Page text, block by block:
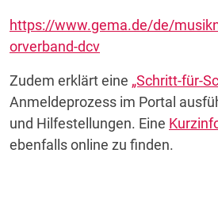
https://www.gema.de/de/
orverband-dcv
Zudem erklärt eine „Schritt-für-
Anmeldeprozess im Portal
und Hilfestellungen. Eine
ebenfalls online zu finden.